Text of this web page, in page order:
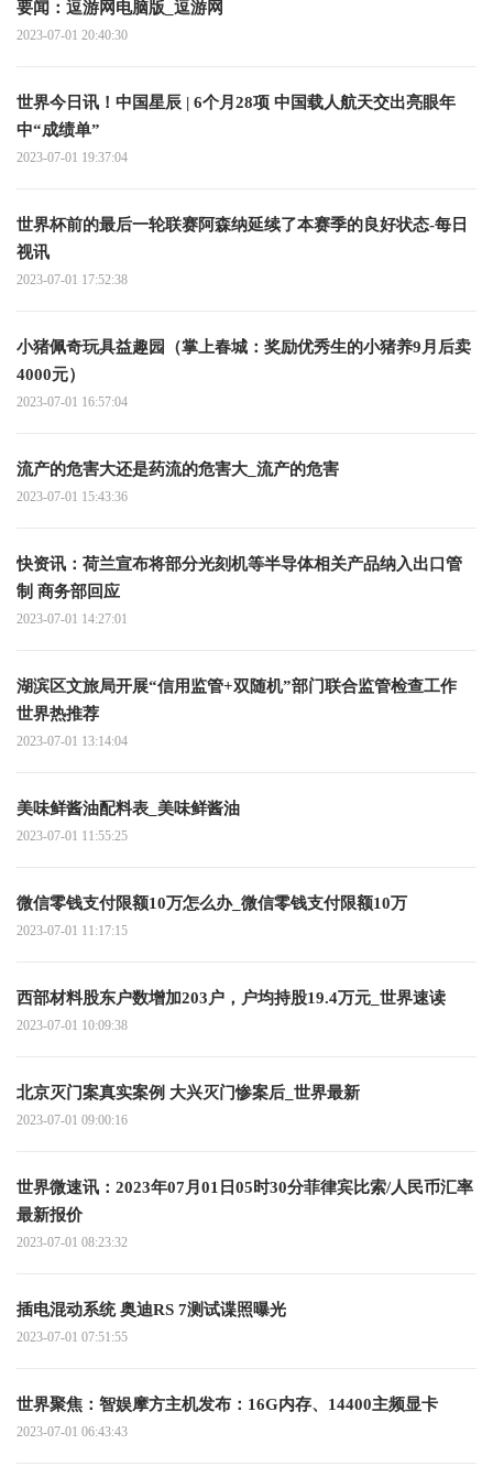
要闻：逗游网电脑版_逗游网
2023-07-01 20:40:30
世界今日讯！中国星辰 | 6个月28项 中国载人航天交出亮眼年
中“成绩单”
2023-07-01 19:37:04
世界杯前的最后一轮联赛阿森纳延续了本赛季的良好状态-每日
视讯
2023-07-01 17:52:38
小猪佩奇玩具益趣园（掌上春城：奖励优秀生的小猪养9月后卖
4000元）
2023-07-01 16:57:04
流产的危害大还是药流的危害大_流产的危害
2023-07-01 15:43:36
快资讯：荷兰宣布将部分光刻机等半导体相关产品纳入出口管
制 商务部回应
2023-07-01 14:27:01
湖滨区文旅局开展“信用监管+双随机”部门联合监管检查工作
世界热推荐
2023-07-01 13:14:04
美味鲜酱油配料表_美味鲜酱油
2023-07-01 11:55:25
微信零钱支付限额10万怎么办_微信零钱支付限额10万
2023-07-01 11:17:15
西部材料股东户数增加203户，户均持股19.4万元_世界速读
2023-07-01 10:09:38
北京灭门案真实案例 大兴灭门惨案后_世界最新
2023-07-01 09:00:16
世界微速讯：2023年07月01日05时30分菲律宾比索/人民币汇率
最新报价
2023-07-01 08:23:32
插电混动系统 奥迪RS 7测试谍照曝光
2023-07-01 07:51:55
世界聚焦：智娱摩方主机发布：16G内存、14400主频显卡
2023-07-01 06:43:43